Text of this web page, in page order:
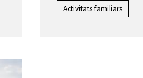
Activitats familiars